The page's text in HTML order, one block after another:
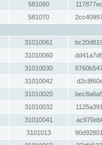
581060
581070
31010061
31010060
31010030
31010042
31010020
31010032
31010041
3101013